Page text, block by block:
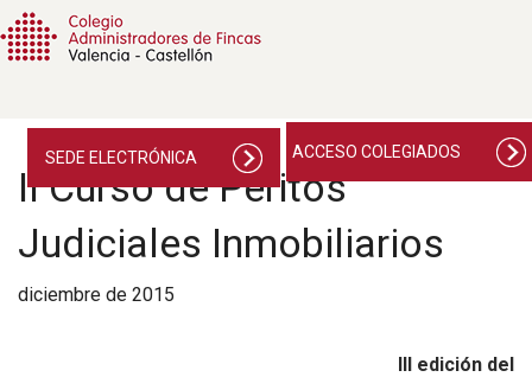
ACCESO COLEGIADOS
SEDE ELECTRÓNICA
II Curso de Peritos
Judiciales Inmobiliarios
diciembre de 2015
III edición del